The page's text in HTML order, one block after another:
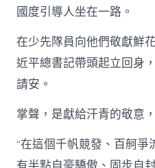
國度引導人坐在一路。
在少先隊員向他們敬獻鮮
近平總書記帶頭起立回身
請安。
掌聲，是獻給汗青的敬意
“在這個千帆競發、百舸